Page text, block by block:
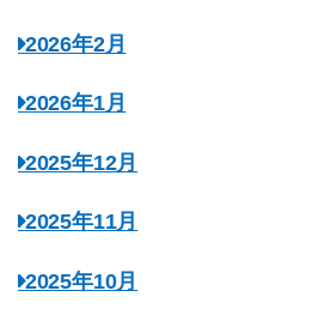
2026年2月
2026年1月
2025年12月
2025年11月
2025年10月